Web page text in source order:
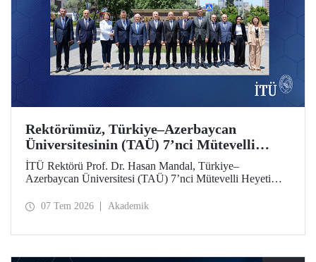
Rektörümüz, Türkiye–Azerbaycan
Üniversitesinin (TAÜ) 7’nci Mütevelli
Heyeti Toplantısı’na Katıldı
İTÜ Rektörü Prof. Dr. Hasan Mandal, Türkiye–
Azerbaycan Üniversitesi (TAÜ) 7’nci Mütevelli Heyeti
düzenlenen toplantıya YÖK Başkanı Prof. Dr. Erol Özvar
07 Tem 2026 Akademik